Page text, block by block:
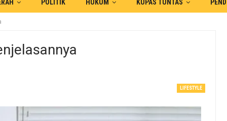
POLITIK HUKUM KUPAS TUNTAS
LIFESTYLE